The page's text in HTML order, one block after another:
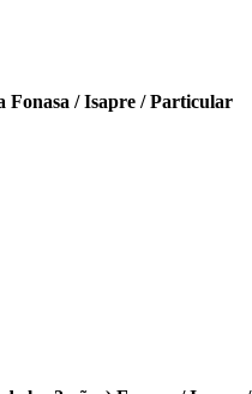
Fonasa / Isapre / Particular